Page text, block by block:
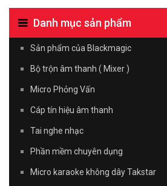
Danh mục sản phẩm
Sản phẩm của Blackmagic
Bộ trộn âm thanh ( Mixer )
Micro Phỏng Vấn
Cáp tín hiệu âm thanh
Tai nghe nhạc
Phần mềm chuyên dụng
Micro karaoke không dây Takstar